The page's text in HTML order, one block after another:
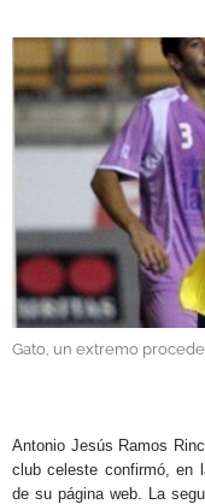
SALUD
NECROLÓGICAS
GALERÍAS
Gato, un extremo
Antonio Jesús Ramos
club celeste confirmó, en
de su página web. La